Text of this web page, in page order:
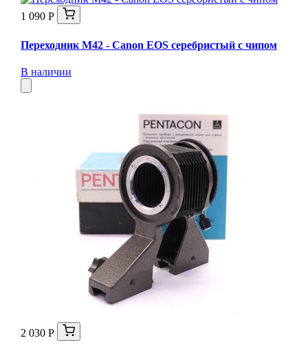
1 090 Р
Переходник M42 - Canon EOS серебристый с чипом
В наличии
2 030 Р